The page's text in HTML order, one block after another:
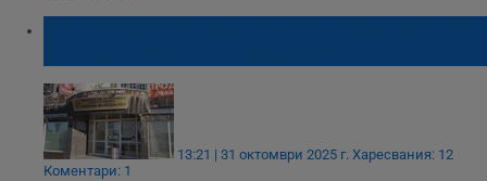
13:21 | 31 октомври 2025 г. Харесвания: 12
Коментари: 1